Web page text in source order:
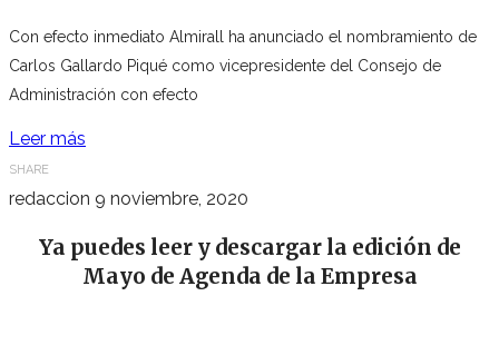
Con efecto inmediato Almirall ha anunciado el nombramiento de
Carlos Gallardo Piqué como vicepresidente del Consejo de
Administración con efecto
Leer más
SHARE
redaccion 9 noviembre, 2020
Ya puedes leer y descargar la edición de
Mayo de Agenda de la Empresa